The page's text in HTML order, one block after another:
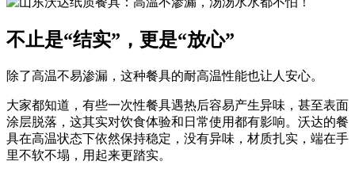
不止是“结实”，更是“放心”
除了高温不易渗漏，这种餐具的耐高温性能也让人安心。
大家都知道，有些一次性餐具遇热后容易产生异味，甚至表面
涂层脱落，这其实对饮食体验和日常使用都有影响。沃达的餐
具在高温状态下依然保持稳定，没有异味，材质扎实，端在手
里不软不塌，用起来更踏实。